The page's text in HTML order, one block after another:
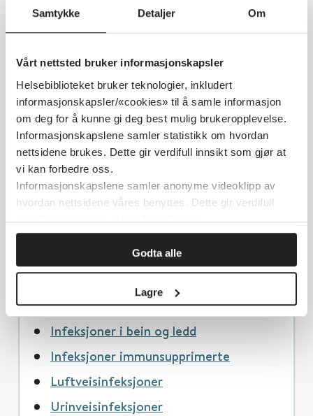
Samtykke Detaljer Om
Vårt nettsted bruker informasjonskapsler
Helsebiblioteket bruker teknologier, inkludert
informasjonskapsler/«cookies» til å samle informasjon
om deg for å kunne gi deg best mulig brukeropplevelse.
Informasjonskapslene samler statistikk om hvordan
nettsidene brukes. Dette gir verdifull innsikt som gjør at
vi kan forbedre oss.
Informasjonskapslene samler anonyme videoklipp av
hvordan nettsidene våres benyttes. Dette gir verdifull
innsikt som gjør at vi kan forbedre oss.
Godta alle
Lagre
En gjør oppmerksom på at følgende
akutte infeksjoner hos barn er omtalt
Valg av antibiotika
Aminoglykosider og vancomycin
Vurdering av barn med feber
Sepsis og toksisk sjokk syndrom
Meningokokksepsis
Bakteriell meningitt
Serøs meningitt, akutt encefalitt og
Endokarditt
Hud- og bløtdelsinfeksjoner
Infeksjoner i bein og ledd
Infeksjoner immunsupprimerte
Luftveisinfeksjoner
Urinveisinfeksjoner